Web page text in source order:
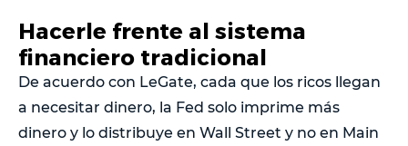
Hacerle frente al sistema
financiero tradicional
De acuerdo con LeGate, cada que los ricos llegan
a necesitar dinero, la Fed solo imprime más
dinero y lo distribuye en Wall Street y no en Main